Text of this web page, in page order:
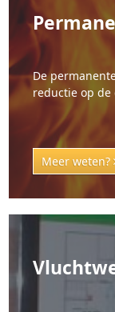
De
reductie op
Meer weten?